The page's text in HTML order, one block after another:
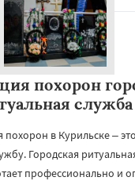
похорон
служба
похорон в Курильске –
Городская
профессионально и